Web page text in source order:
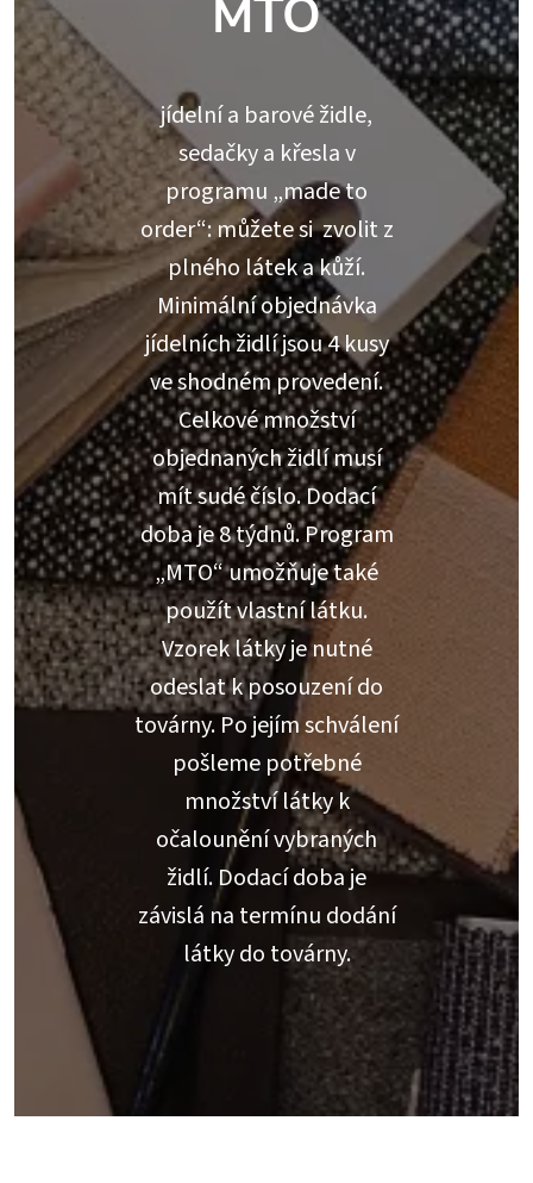
MTO
jídelní a barové židle,
sedačky a křesla v
programu „made to
order“: můžete si zvolit z
plného látek a kůží.
Minimální objednávka
jídelních židlí jsou 4 kusy
ve shodném provedení.
Celkové množství
objednaných židlí musí
mít sudé číslo. Dodací
doba je 8 týdnů. Program
„MTO“ umožňuje také
použít vlastní látku.
Vzorek látky je nutné
odeslat k posouzení do
továrny. Po jejím schválení
pošleme potřebné
množství látky k
očalounění vybraných
židlí. Dodací doba je
závislá na termínu dodání
látky do továrny.